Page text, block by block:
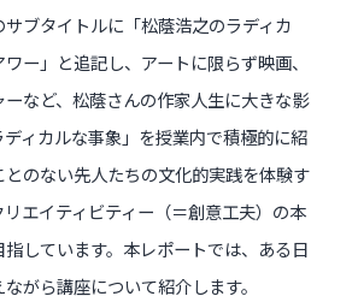
ブタイトルに「松蔭浩之のラディカ
ー」と追記し、アートに限らず映画、
など、松蔭さんの作家人生に大きな影
ィカルな事象」を授業内で積極的に紹
のない先人たちの文化的実践を体験す
エイティビティー（＝創意工夫）の本
しています。本レポートでは、ある日
がら講座について紹介します。